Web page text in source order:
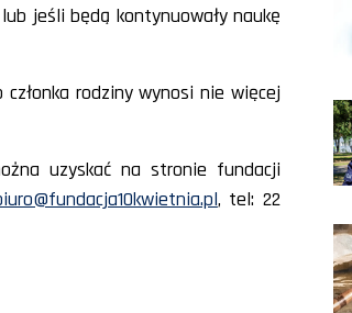
jeśli będą kontynuowały naukę
rodziny wynosi nie więcej
uzyskać na stronie fundacji
, tel: 22